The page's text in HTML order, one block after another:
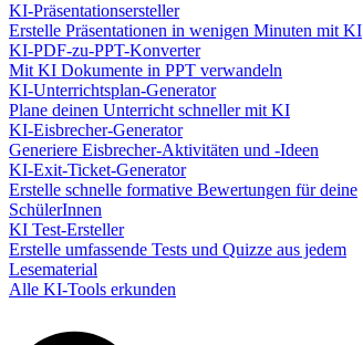
KI-Präsentationsersteller
Erstelle Präsentationen in wenigen Minuten mit KI
KI-PDF-zu-PPT-Konverter
Mit KI Dokumente in PPT verwandeln
KI-Unterrichtsplan-Generator
Plane deinen Unterricht schneller mit KI
KI-Eisbrecher-Generator
Generiere Eisbrecher-Aktivitäten und -Ideen
KI-Exit-Ticket-Generator
Erstelle schnelle formative Bewertungen für deine
SchülerInnen
KI Test-Ersteller
Erstelle umfassende Tests und Quizze aus jedem
Lesematerial
Alle KI-Tools erkunden